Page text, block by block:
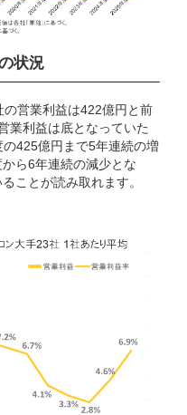
状況
営業利益は422億円と前
業利益は底となっていた
425億円まで5年連続の増
ら6年連続の減少とな
ことが読み取れます。